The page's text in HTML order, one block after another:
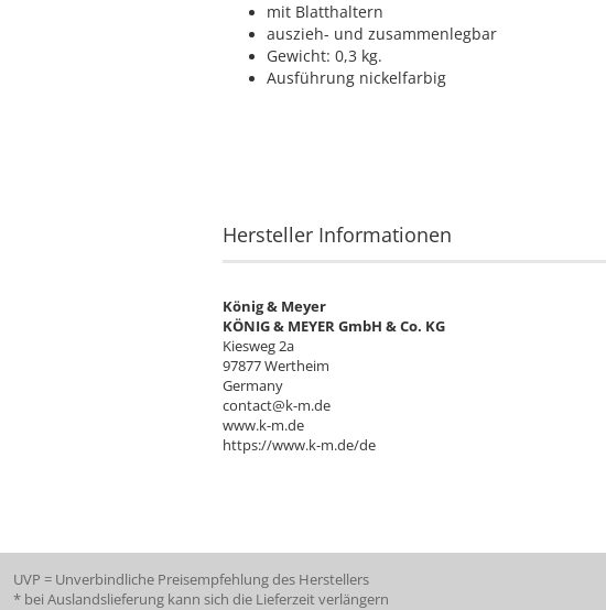
mit Blatthaltern
auszieh- und zusammenlegbar
Gewicht: 0,3 kg.
Ausführung nickelfarbig
Hersteller Informationen
König & Meyer
KÖNIG & MEYER GmbH & Co. KG
Kiesweg 2a
97877 Wertheim
Germany
contact@k-m.de
www.k-m.de
https://www.k-m.de/de
UVP = Unverbindliche Preisempfehlung des Herstellers
* bei Auslandslieferung kann sich die Lieferzeit verlängern